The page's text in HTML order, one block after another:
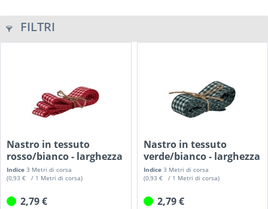
FILTRI
Nastro in tessuto
rosso/bianco - larghezza
25...
Indice3 Metri di corsa
(0,93 € / 1 Metri di corsa)
2,79 €
Nastro in tessuto
verde/bianco - larghezza
25...
Indice 3 Metri di corsa
(0,93 € / 1 Metri di corsa)
2,79 €